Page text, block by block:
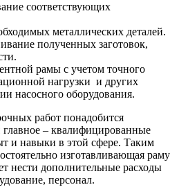
соответствующих
металлических деталей.
полученных заготовок,
рамы с учетом точного
нагрузки и других
насосного оборудования.
работ понадобится
главное – квалифицированные
и навыки в этой сфере. Таким
изготавливающая раму
нести дополнительные расходы
персонал.